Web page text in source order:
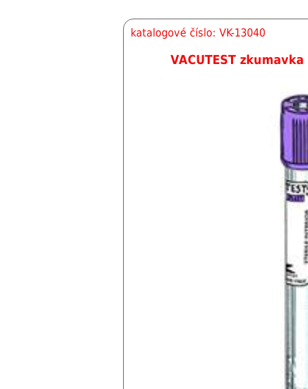
katalogové číslo: VK-13040
VACUTEST